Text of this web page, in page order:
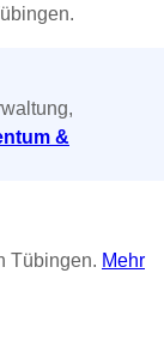
&
Tübingen. Mehr